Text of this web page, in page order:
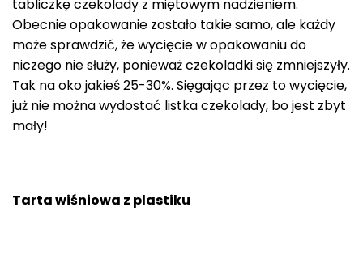
tabliczkę czekolady z miętowym nadzieniem.
Obecnie opakowanie zostało takie samo, ale każdy
może sprawdzić, że wycięcie w opakowaniu do
niczego nie służy, ponieważ czekoladki się zmniejszyły.
Tak na oko jakieś 25-30%. Sięgając przez to wycięcie,
już nie można wydostać listka czekolady, bo jest zbyt
mały!
Tarta wiśniowa z plastiku